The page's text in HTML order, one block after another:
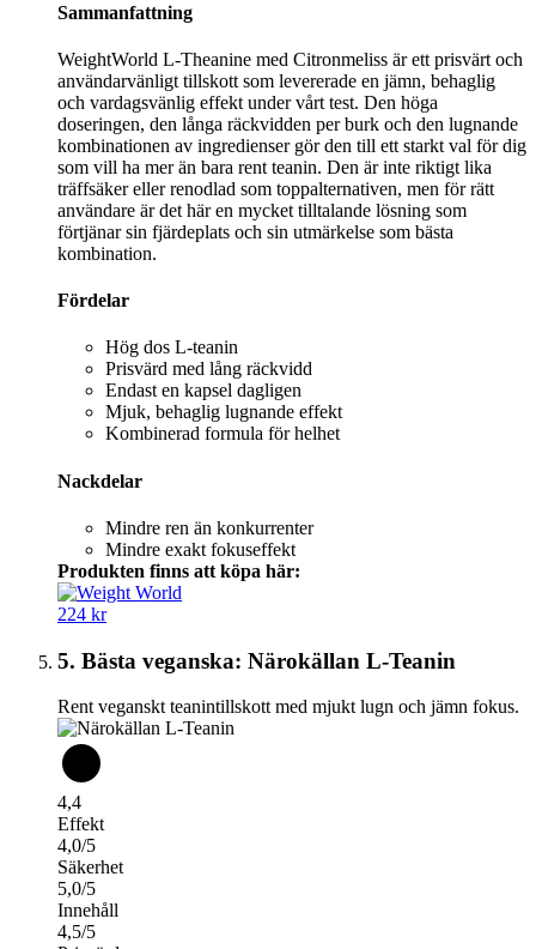
Sammanfattning
WeightWorld L-Theanine med Citronmeliss är ett prisvärt och
användarvänligt tillskott som levererade en jämn, behaglig
och vardagsvänlig effekt under vårt test. Den höga
doseringen, den långa räckvidden per burk och den lugnande
kombinationen av ingredienser gör den till ett starkt val för dig
som vill ha mer än bara rent teanin. Den är inte riktigt lika
träffsäker eller renodlad som toppalternativen, men för rätt
användare är det här en mycket tilltalande lösning som
förtjänar sin fjärdeplats och sin utmärkelse som bästa
kombination.
Fördelar
Hög dos L-teanin
Prisvärd med lång räckvidd
Endast en kapsel dagligen
Mjuk, behaglig lugnande effekt
Kombinerad formula för helhet
Nackdelar
Mindre ren än konkurrenter
Mindre exakt fokuseffekt
Produkten finns att köpa här:
224 kr
5. Bästa veganska: Närokällan L-Teanin
Rent veganskt teanintillskott med mjukt lugn och jämn fokus.
4,4
Effekt
4,0/5
Säkerhet
5,0/5
Innehåll
4,5/5